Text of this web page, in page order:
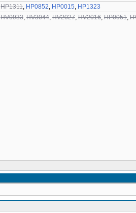
HP1311, HP0852, HP0015, HP1323
HV0933, HV3044, HV2027, HV2016, HP0051,